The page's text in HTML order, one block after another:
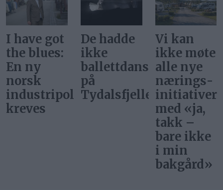
have got
blues:
ny
De hadde
ikke
ballettdansere
på
Tydalsfjellet
Vi kan
ikke møte
alle nye
nærings­
initiativer
med «ja,
takk –
bare ikke
i min
bakgård»